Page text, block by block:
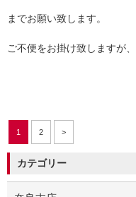
までお願い致します。
ご不便をお掛け致しますが
1 2 >
カテゴリー